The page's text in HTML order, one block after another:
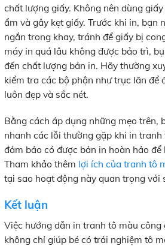
chất lượng giấy. Không nên dùng
ẩm và gây kẹt giấy. Trước khi in, bạn
ngắn trong khay, tránh để giấy bị
máy in quá lâu không được bảo trì,
đến chất lượng bản in. Hãy thường
kiểm tra các bộ phận như trục lăn để
luôn đẹp và sắc nét.
Bằng cách áp dụng những mẹo trên,
nhanh các lỗi thường gặp khi in
đảm bảo có được bản in hoàn hảo để
Tham khảo thêm lợi ích của tranh tô
tại sao hoạt động này quan trọng với
Kết luận
Việc hướng dẫn in tranh tô màu công
không chỉ giúp bé có trải nghiệm tô